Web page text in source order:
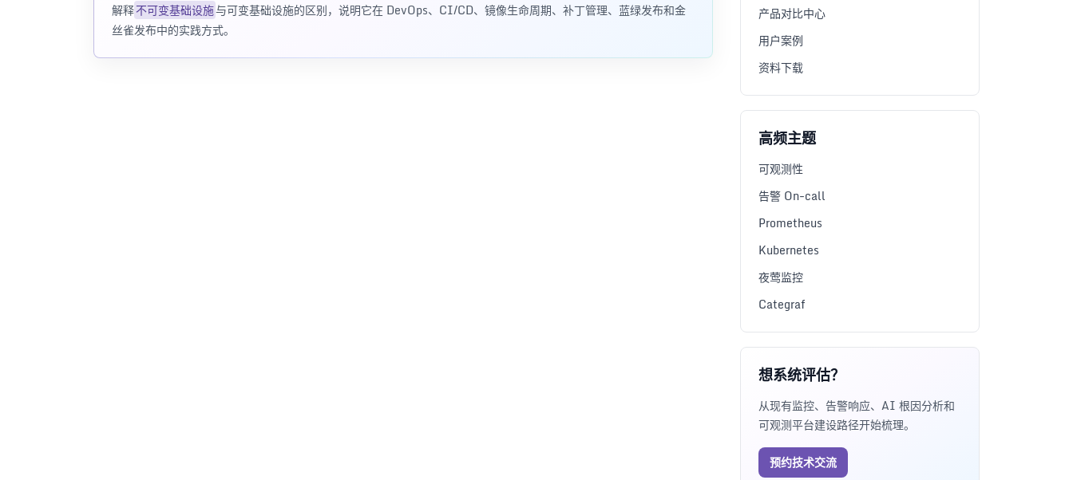
解释不可变基础设施与可变基础设施的区别，说明它在 DevOps、CI/CD、镜像生命周期、补丁管理、蓝绿发布和金
丝雀发布中的实践方式。
产品对比中心
用户案例
资料下载
高频主题
可观测性
告警 On-call
Prometheus
Kubernetes
夜莺监控
Categraf
想系统评估？
从现有监控、告警响应、AI 根因分析和
可观测平台建设路径开始梳理。
预约技术交流